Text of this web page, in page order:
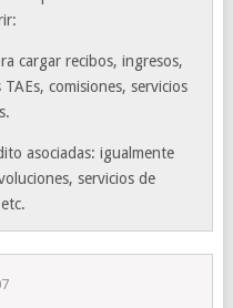
cargar recibos, ingresos,
comisiones, servicios
asociadas: igualmente
servicios de